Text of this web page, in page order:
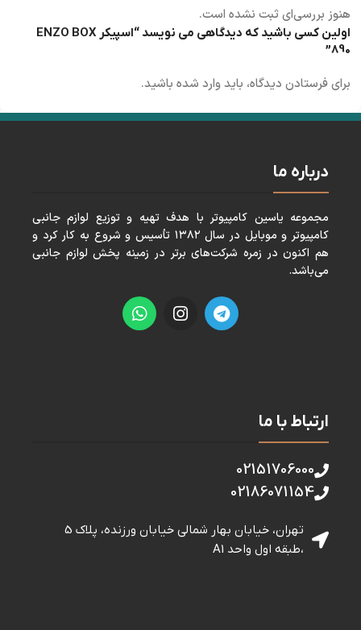
هنوز بررسی‌ای ثبت نشده است.
اولین کسی باشید که دیدگاهی می نویسد “اسپیکر ENZO BOX
890”
برای فرستادن دیدگاه، بایدوارد شده باشید.
درباره ما
مجموعه ياسين كامپيوتر با هدف تهيه و توزيع لوازم جانبی
كامپيوتر و موبايل در سال ١٣٨٢ تأسيس و شروع به كار كرد و
هم اكنون در زمره شركت‌های برتر در زمينه پخش لوازم جانبی
می‌باشد.
ارتباط با ما
02151706000
02186071154
تهران، خیابان بهار شمالی خيابان ورزنده، پلاک 5
،طبقه اول واحد A1